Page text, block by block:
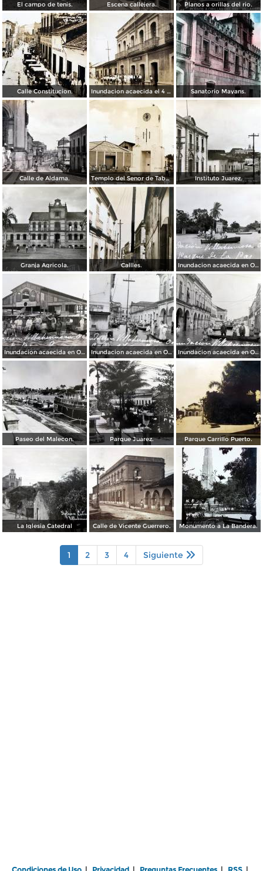
El campo de tenis. Escena callejera. Planos a orillas del rio.
Calle Constitucion. Inundacion acaecida el 4 de Noviembre de 1930. Sanatorio Mayans.
Calle de Aldama. Templo del Senor de Tabasco. Instituto Juarez.
Granja Agricola. Callles. Inundacion acaecida en Octubre de 1936 en el Parque de La Paz.
Inundacion acaecida en Octubre de 1936 en el Mercado Pino Suarez. Inundacion acaecida en Octubre de 1936 en la Calle 24 de Febrero. Inundacion acaecida en Octubre de 1936 en la Calle Francisco I Madero.
Paseo del Malecon. Parque Juarez. Parque Carrillo Puerto.
La Iglesia Catedral Calle de Vicente Guerrero. Monumento a La Bandera.
1 2 3 4 Siguiente
Condiciones de Uso | Privacidad | Preguntas Frecuentes | RSS |